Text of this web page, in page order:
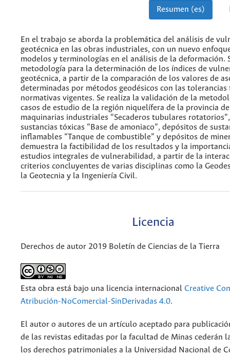
Resumen (es)
En el trabajo se aborda la problemática del análisis de
geotécnica en las obras industriales, con un nuevo
modelos y terminologías en el análisis de la deformación.
metodología para la determinación de los índices de
geotécnica, a partir de la comparación de los valores de
determinadas por métodos geodésicos con las tolerancias
normativas vigentes. Se realiza la validación de la
casos de estudio de la región niquelífera de la provincia
maquinarias industriales “Secaderos tubulares
sustancias tóxicas “Base de amoniaco”, depósitos de
inflamables “Tanque de combustible” y depósitos de
demuestra la factibilidad de los resultados y la
estudios integrales de vulnerabilidad, a partir de la
criterios concluyentes de varias disciplinas como la
la Geotecnia y la Ingeniería Civil.
Licencia
Derechos de autor 2019 Boletín de Ciencias de la Tierra
Esta obra está bajo una licencia internacional Creative
Atribución-NoComercial-SinDerivadas 4.0.
El autor o autores de un artículo aceptado para
de las revistas editadas por la facultad de Minas cederán
los derechos patrimoniales a la Universidad Nacional de